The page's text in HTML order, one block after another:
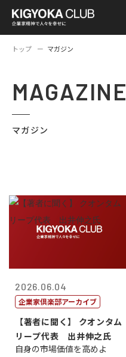
トップ マガジン
MAGAZINE
マガジン
2026.06.04
企業家倶楽部アーカイブ
【著者に聞く】 クオンタム
リープ代表 出井伸之氏
自身の市場価値を高めよ